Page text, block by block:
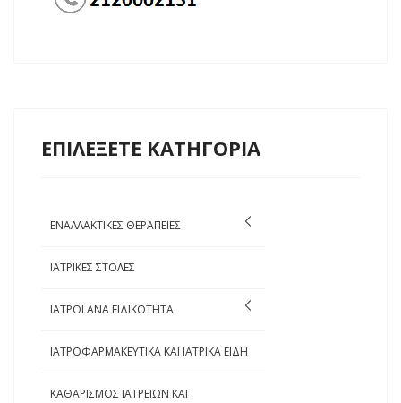
ΕΠΙΛΕΞΕΤΕ ΚΑΤΗΓΟΡΙΑ
ΕΝΑΛΛΑΚΤΙΚΕΣ ΘΕΡΑΠΕΙΕΣ
ΙΑΤΡΙΚΕΣ ΣΤΟΛΕΣ
ΙΑΤΡΟΙ ΑΝΑ ΕΙΔΙΚΟΤΗΤΑ
ΙΑΤΡΟΦΑΡΜΑΚΕΥΤΙΚΑ ΚΑΙ ΙΑΤΡΙΚΑ ΕΙΔΗ
ΚΑΘΑΡΙΣΜΟΣ ΙΑΤΡΕΙΩΝ ΚΑΙ